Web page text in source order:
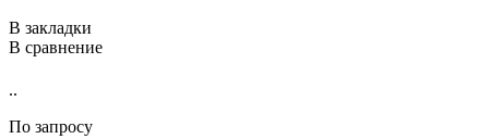
В закладки
В сравнение
..
По запросу